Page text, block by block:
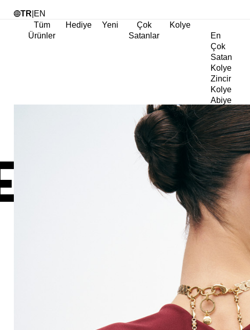
TR EN
Tüm
Ürünler
Hediye Yeni
Çok
Satanlar
Kolye
En
Çok
Satan
Kolye
Zincir
Kolye
Abiye
Kolye
Göz
Kolye
Charm
Kolye
Doğaltaş
Kolye
İnci
Kolye
Choker
Kolye
Kalp
Kolye